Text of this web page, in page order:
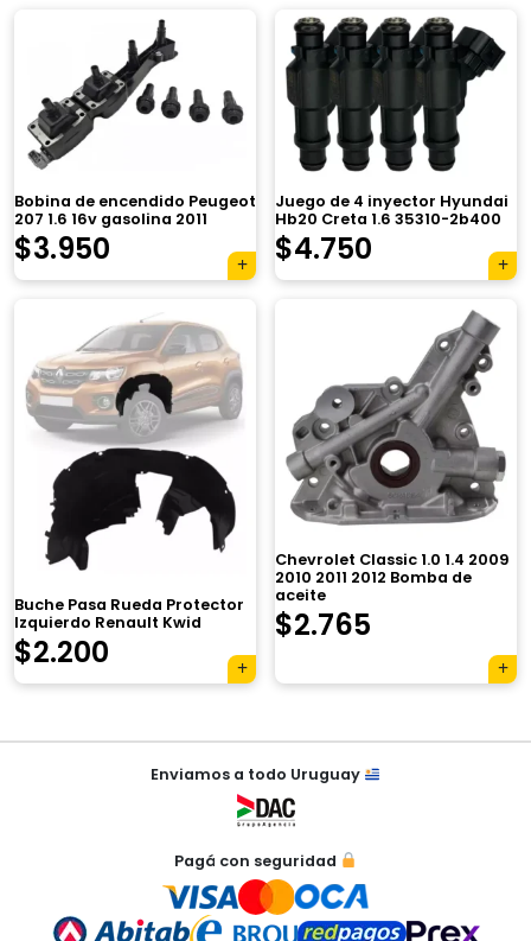
Bobina de encendido Peugeot
207 1.6 16v gasolina 2011
$3.950
Juego de 4 inyector Hyundai
Hb20 Creta 1.6 35310-2b400
$4.750
Buche Pasa Rueda Protector
Izquierdo Renault Kwid
$2.200
Chevrolet Classic 1.0 1.4 2009
2010 2011 2012 Bomba de
aceite
El
era:
$3.920.
$2.765
es:
$2.765.
NavegaciónEnviamos a todo Uruguay
Pagá con seguridad
×
Tu carrito está vacío.
automáticamente.